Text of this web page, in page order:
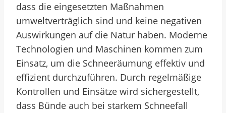
dass die eingesetzten Maßnahmen
umweltverträglich sind und keine negativen
Auswirkungen auf die Natur haben. Moderne
Technologien und Maschinen kommen zum
Einsatz, um die Schneeräumung effektiv und
effizient durchzuführen. Durch regelmäßige
Kontrollen und Einsätze wird sichergestellt,
dass Bünde auch bei starkem Schneefall